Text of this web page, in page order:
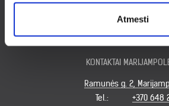
Atmesti
Darbo laikas:
I-V 7:30 -
KONTAKTAI
Ramunės g. 2,
Tel.:
+370 648